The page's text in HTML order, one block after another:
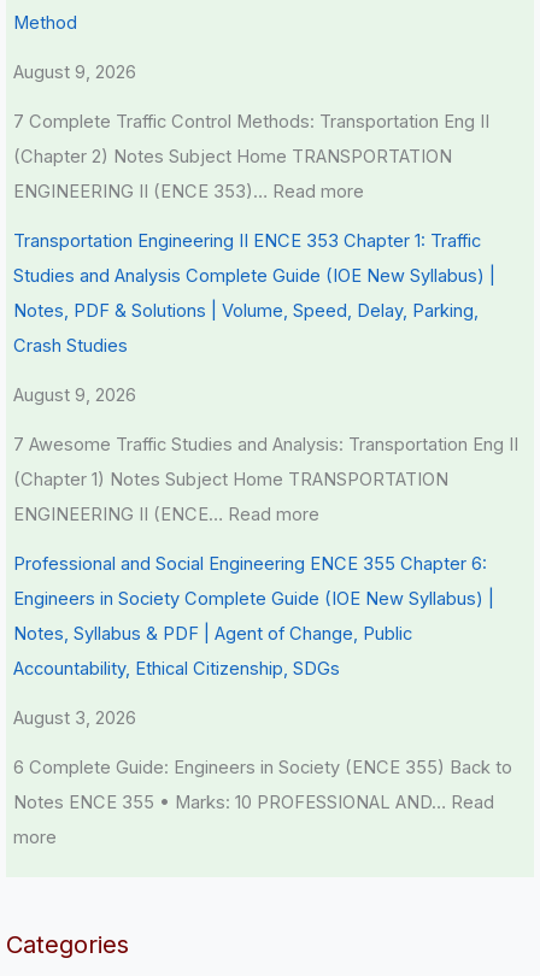
Method
August 9, 2026
7 Complete Traffic Control Methods: Transportation Eng II
(Chapter 2) Notes Subject Home TRANSPORTATION
ENGINEERING II (ENCE 353)… Read more
Transportation Engineering II ENCE 353 Chapter 1: Traffic
Studies and Analysis Complete Guide (IOE New Syllabus) |
Notes, PDF & Solutions | Volume, Speed, Delay, Parking,
Crash Studies
August 9, 2026
7 Awesome Traffic Studies and Analysis: Transportation Eng II
(Chapter 1) Notes Subject Home TRANSPORTATION
ENGINEERING II (ENCE… Read more
Professional and Social Engineering ENCE 355 Chapter 6:
Engineers in Society Complete Guide (IOE New Syllabus) |
Notes, Syllabus & PDF | Agent of Change, Public
Accountability, Ethical Citizenship, SDGs
August 3, 2026
6 Complete Guide: Engineers in Society (ENCE 355) Back to
Notes ENCE 355 • Marks: 10 PROFESSIONAL AND… Read
more
Categories